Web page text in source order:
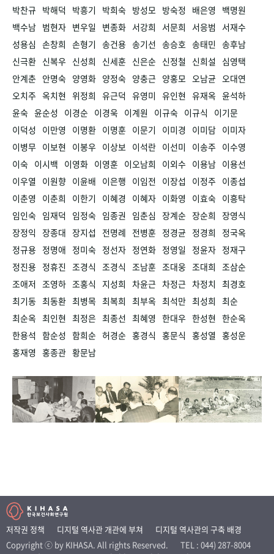
박찬규 박해덕 박흥기 박희숙 방성모 방숙정 배은영
백명원
백수남 범현자 변우일 변종화 서강희 서문희 서응범
서재수
성용심 손창희 손형기 송건용 송기선 송승호 송태민 송후남
신극환 신복우 신성희 신세훈 신은순 신정철 신희설
심영택
안계춘 안명숙 양영화 양정숙 양충근 양홍모 오남균 오대연
오치주 옥치현 위정희 유근덕 유영미 유인현 유재옥 윤석하
윤숙 윤순성 이경순 이경욱 이계원 이규숙 이규식
이기문
이덕성
이만영 이명환 이명훈 이문기 이미경 이미담 이미자
이병무 이보현 이봉우 이상보 이석란 이선미 이송주 이수영
이숙 이시백 이영화 이영훈 이오남희 이외수 이용남 이용선
이우열
이원향 이윤배 이은행 이임전 이장섭 이정주 이종섭
이춘영
이춘희 이한기 이혜경 이혜자 이화영 이효숙 이흥탁
임인숙 임재덕 임정숙 임종권 임춘심 장계순 장순희 장영식
장정익 장종대 장지섭 전명례 전병훈 정경균 정경희
정국옥
정규용 정명애 정미숙 정선자 정연화 정영일 정윤자 정재구
정진용 정휴진 조경식 조경식 조남훈 조대웅 조대희 조삼순
조애저 조영하 조홍식 지성희 차윤근 차정근 차정치 최경호
최기동 최동환 최병목 최복희 최부옥 최석만 최성희 최순
최순옥 최인현 최정은 최종선 최혜영 한대우 한성현 한순옥
한용석 함순성 함희순 허경순 홍경식 홍문식 홍성열 홍성운
홍재영 홍종관 황문남
저작권 정책 디지털 역사관 개관에 부쳐
디지털 역사관의 구축 배경
Copyright ⓒ by KIHASA. All rights Reserved.
TEL : 044) 287-8004